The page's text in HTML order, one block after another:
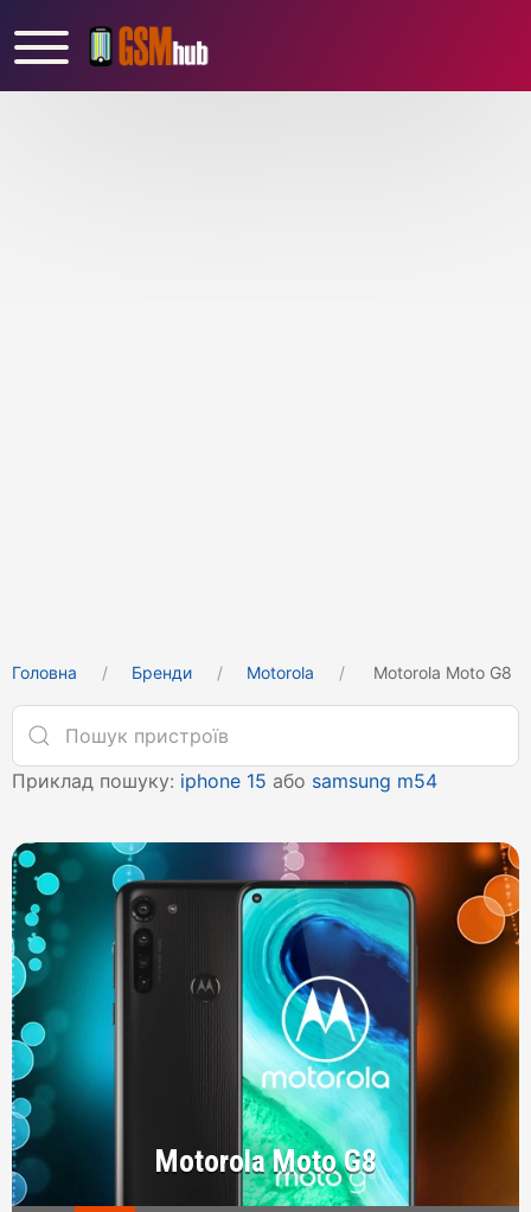
Головна Бренди Motorola Motorola Moto G8
Приклад пошуку: iphone 15 або samsung m54
Motorola Moto G8